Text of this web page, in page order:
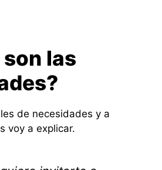
las
de necesidades y a
voy a explicar.